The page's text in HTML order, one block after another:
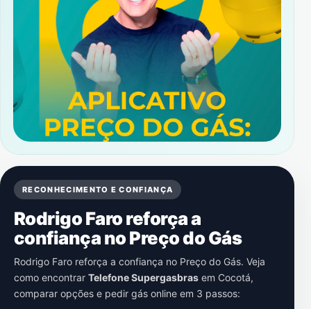
RECONHECIMENTO E CONFIANÇA
Rodrigo Faro reforça a
confiança no Preço do Gás
Rodrigo Faro reforça a confiança no Preço do Gás. Veja
como encontrar Telefone Supergasbras em Cocotá,
comparar opções e pedir gás online em 3 passos: